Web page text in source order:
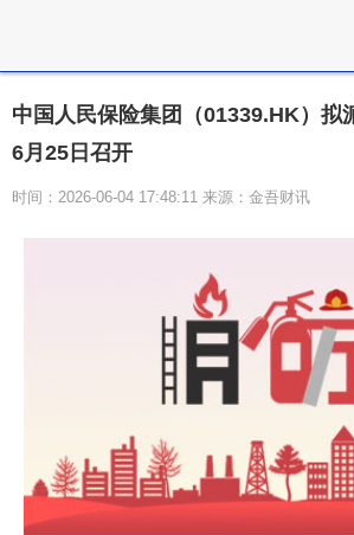
中国人民保险集团（01339.HK）拟
6月25日召开
时间：2026-06-04 17:48:11 来源：金吾财讯